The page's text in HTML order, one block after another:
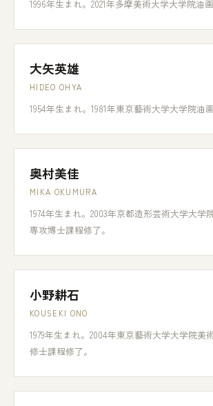
1996年生まれ。2021年多摩美術大学大学院油
大矢英雄
HIDEO OHYA
1954年生まれ。1981年東京藝術大学大学院油
奥村美佳
MIKA OKUMURA
1974年生まれ。2003年京都造形芸術大学大学
専攻博士課程修了。
小野耕石
KOUSEKI ONO
1979年生まれ。2004年東京藝術大学大学院美
修士課程修了。